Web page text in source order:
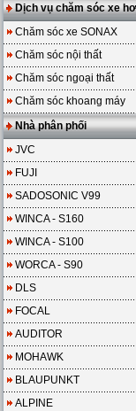
Dịch vụ chăm sóc xe
Chăm sóc xe SONAX
Chăm sóc nội thất
Chăm sóc ngoại thất
Chăm sóc khoang máy
Nhà phân phối
JVC
FUJI
SADOSONIC V99
WINCA - S160
WINCA - S100
WORCA - S90
DLS
FOCAL
AUDITOR
MOHAWK
BLAUPUNKT
ALPINE